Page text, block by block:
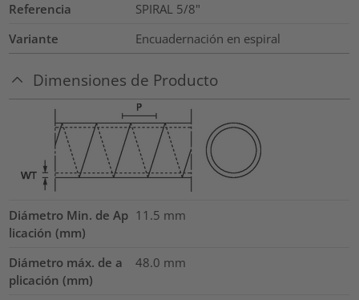
Referencia
SPIRAL 5/8"
Variante
Encuadernación en espiral
Dimensiones de Producto
Diámetro Min. de Ap
licación (mm)
11.5 mm
Diámetro máx. de a
plicación (mm)
48.0 mm